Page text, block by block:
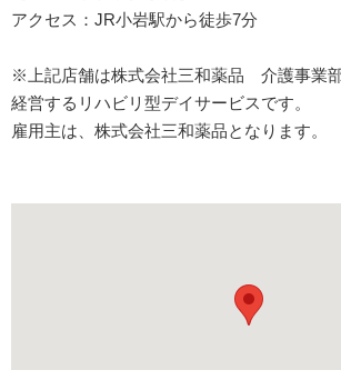
アクセス：JR小岩駅から徒歩7分
※上記店舗は株式会社三和薬品 介護事業
経営するリハビリ型デイサービスです。
雇用主は、株式会社三和薬品となります。